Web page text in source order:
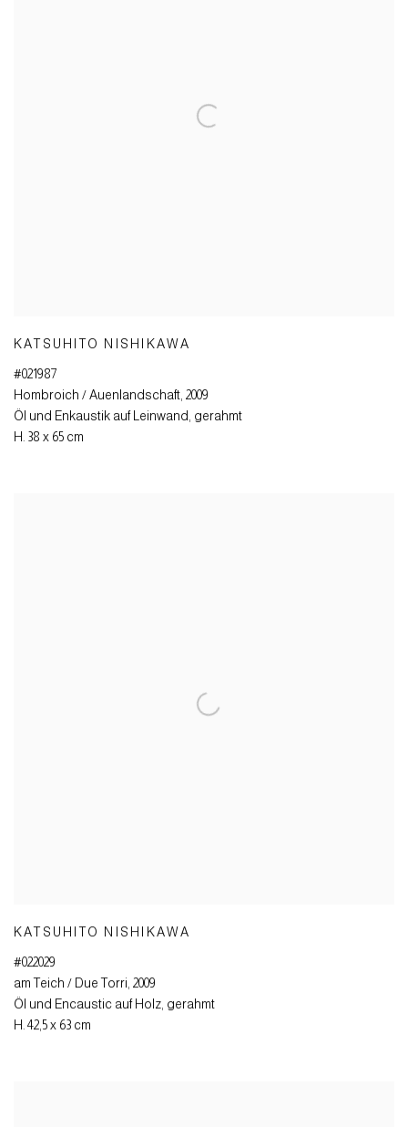
KATSUHITO NISHIKAWA
#021987
Hombroich / Auenlandschaft, 2009
Öl und Enkaustik auf Leinwand, gerahmt
H. 38 x 65 cm
KATSUHITO NISHIKAWA
#022029
am Teich / Due Torri, 2009
Öl und Encaustic auf Holz, gerahmt
H. 42,5 x 63 cm